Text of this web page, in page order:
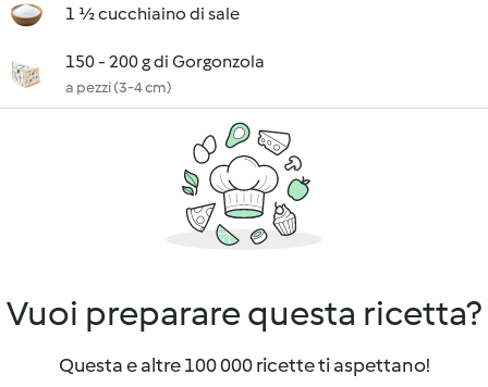
1 ½ cucchiaino di sale
150 - 200 g di Gorgonzola
a pezzi (3-4 cm)
Vuoi preparare questa ricetta?
Questa e altre 100 000 ricette ti aspettano!